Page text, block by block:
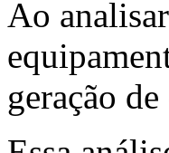
Ao
geração